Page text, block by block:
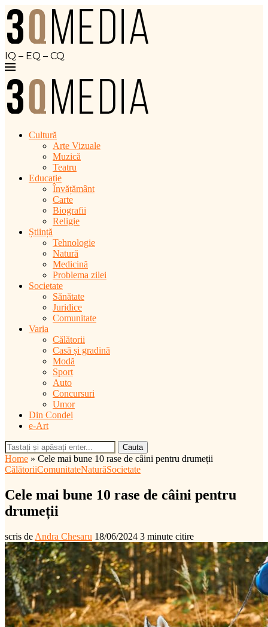
IQ – EQ – CQ
Cultură
Arte Vizuale
Muzică
Teatru
Educație
Învățământ
Carte
Biografii
Religie
Știință
Tehnologie
Natură
Medicină
Problema zilei
Societate
Sănătate
Juridice
Comunitate
Varia
Călătorii
Casă și gradină
Modă
Sport
Auto
Concursuri
Umor
Din Condei
e-Art
Cauta
Home » Cele mai bune 10 rase de câini pentru drumeții
CălătoriiComunitateNaturăSocietate
Cele mai bune 10 rase de câini pentru
drumeții
scris de Andra Chesaru 18/06/2024 3 minute citire